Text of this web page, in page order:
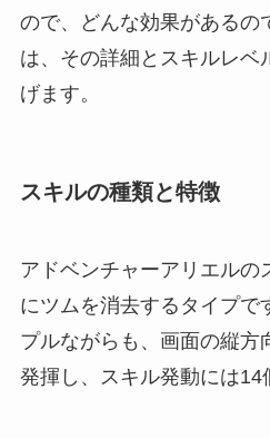
ので、どんな効果があるの
は、その詳細とスキルレベ
げます。
スキルの種類と特徴
アドベンチャーアリエルの
にツムを消去するタイプで
プルながらも、画面の縦方
発揮し、スキル発動には14